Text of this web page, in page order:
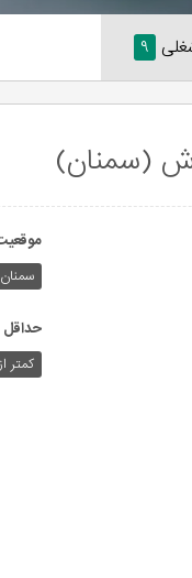
۹
(سمنان)
حداقل
کمتر